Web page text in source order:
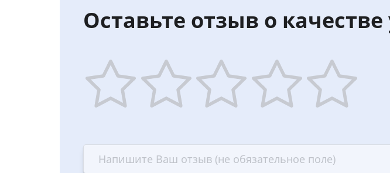
Оставьте отзыв о качестве
Terrible
Bad
OK
Good
Excellent